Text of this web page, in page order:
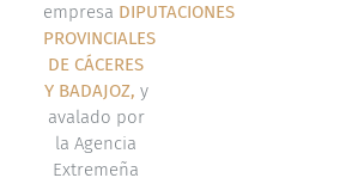
empresa DIPUTACIONES
PROVINCIALES
DE CÁCERES
Y BADAJOZ, y
avalado por
la Agencia
Extremeña